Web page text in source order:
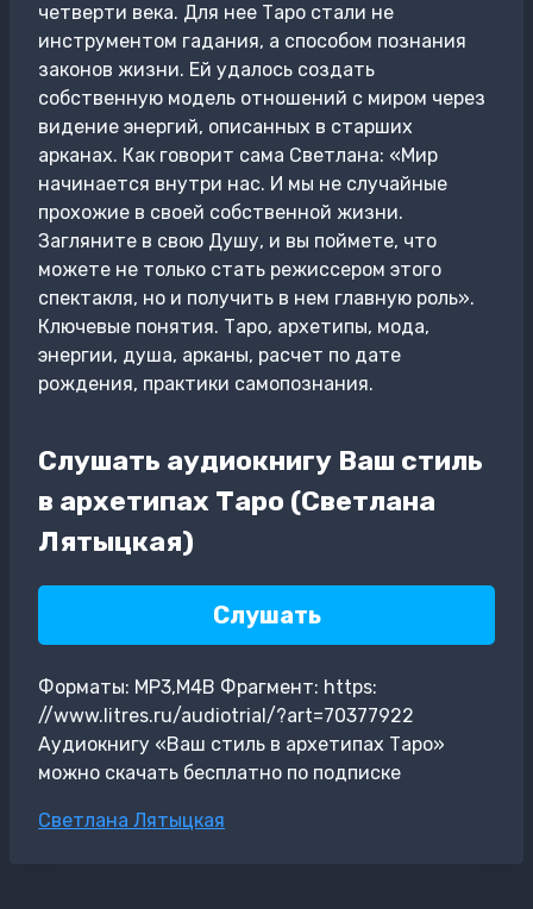
четверти века. Для нее Таро стали не
инструментом гадания, а способом познания
законов жизни. Ей удалось создать
собственную модель отношений с миром через
видение энергий, описанных в старших
арканах. Как говорит сама Светлана: «Мир
начинается внутри нас. И мы не случайные
прохожие в своей собственной жизни.
Загляните в свою Душу, и вы поймете, что
можете не только стать режиссером этого
спектакля, но и получить в нем главную роль».
Ключевые понятия. Таро, архетипы, мода,
энергии, душа, арканы, расчет по дате
рождения, практики самопознания.
Слушать аудиокнигу Ваш стиль
в архетипах Таро (Светлана
Лятыцкая)
Слушать
Форматы: MP3,M4B Фрагмент: https:
//www.litres.ru/audiotrial/?art=70377922
Аудиокнигу «Ваш стиль в архетипах Таро»
можно скачать бесплатно по подписке
Метки
Светлана Лятыцкая